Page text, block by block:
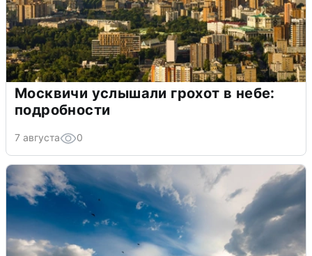
Москвичи услышали грохот в небе:
подробности
7 августа 0